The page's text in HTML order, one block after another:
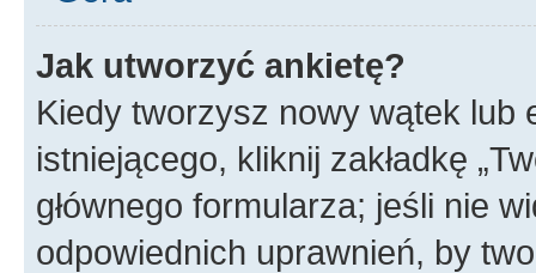
Jak utworzyć ankietę?
Kiedy tworzysz nowy wątek lub
istniejącego, kliknij zakładkę
głównego formularza; jeśli nie
odpowiednich uprawnień, by